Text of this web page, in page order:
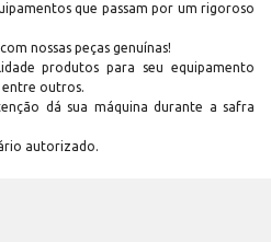
que passam por um rigoroso
nossas peças genuínas!
produtos para seu equipamento
outros.
dá sua máquina durante a safra
autorizado.